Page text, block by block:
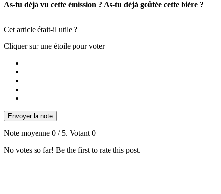
As-tu déjà vu cette émission ? As-tu déjà goûtée cette bière ?
Cet article était-il utile ?
Cliquer sur une étoile pour voter
Envoyer la note
Note moyenne 0 / 5. Votant 0
No votes so far! Be the first to rate this post.